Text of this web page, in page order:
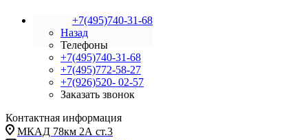
+7(495)740-31-68
Назад
Телефоны
+7(495)740-31-68
+7(495)772-58-27
+7(926)520- 02-57
Заказать звонок
Контактная информация
МКАД 78км 2А ст.3